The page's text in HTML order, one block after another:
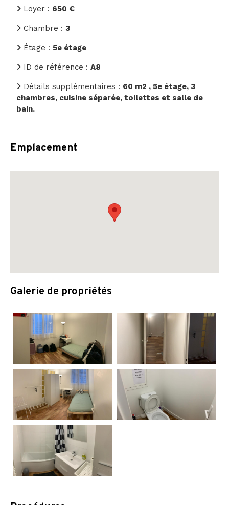
Loyer : 650 €
Chambre : 3
Étage : 5e étage
ID de référence : A8
Détails supplémentaires : 60 m2 , 5e étage, 3
chambres, cuisine séparée, toilettes et salle de
bain.
Emplacement
Galerie de propriétés